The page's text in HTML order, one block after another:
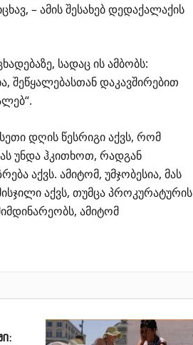
– ამის შესახებ დედაქალაქის
სადაც ის ამბობს:
შეწყალებასთან დაკავშირებით
დღის წესრიგი აქვს, რომ
უნდა ჰკითხოთ, რადგან
აქვს. ამიტომ, უმჯობესია, მას
აქვს, თუმცა პროკურატურის
ამიტომ